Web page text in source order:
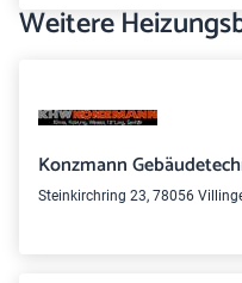
Weitere
Konzmann
Steinkirchring 23, 78056